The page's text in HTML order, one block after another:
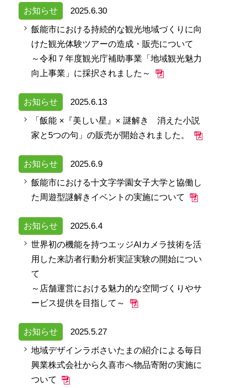
お知らせ
2025.6.30
飯能市における持続的な観光地域づくりに向
けた観光体験ツアーの造成・販売について
～令和７年度観光庁補助事業「地域観光魅力
向上事業」に採択されました～
お知らせ
2025.6.13
「飯能 ×『美しい星』× 謎解き 消えた小説
家と5つの句」の販売が開始されました。
お知らせ
2025.6.9
飯能市における十文字学園女子大学と協働し
た周遊型謎解きイベントの実施について
お知らせ
2025.6.4
世界初の機能を持つエッジAIカメラ技術を活
用した来訪者行動分析実証実験の開始につい
て
～店舗運営における魅力的な空間づくりやサ
ービス提供を目指して～
お知らせ
2025.5.27
地域デザインラボさいたまの紹介による毎日
興業株式会社から久喜市へ物品寄附の実施に
ついて